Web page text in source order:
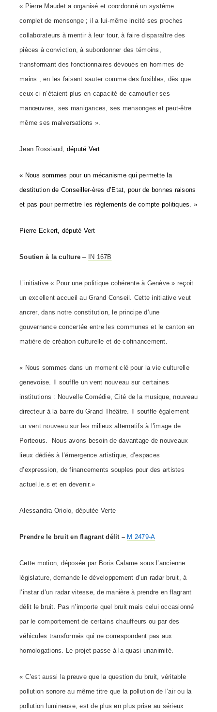
« Pierre Maudet a organisé et coordonné un système
complet de mensonge ; il a lui-même incité ses proches
collaborateurs à mentir à leur tour, à faire disparaître des
pièces à conviction, à subordonner des témoins,
transformant des fonctionnaires dévoués en hommes de
mains ; en les faisant sauter comme des fusibles, dès que
ceux-ci n’étaient plus en capacité de camoufler ses
manœuvres, ses manigances, ses mensonges et peut-être
même ses malversations ».
Jean Rossiaud, député Vert
« Nous sommes pour un mécanisme qui permette la
destitution de Conseiller-ères d’Etat, pour de bonnes raisons
et pas pour permettre les règlements de compte politiques. »
Pierre Eckert, député Vert
Soutien à la culture– IN 167B
L’initiative « Pour une politique cohérente à Genève » reçoit
un excellent accueil au Grand Conseil. Cette initiative veut
ancrer, dans notre constitution, le principe d’une
gouvernance concertée entre les communes et le canton en
matière de création culturelle et de cofinancement.
« Nous sommes dans un moment clé pour la vie culturelle
genevoise. Il souffle un vent nouveau sur certaines
institutions : Nouvelle Comédie, Cité de la musique, nouveau
directeur à la barre du Grand Théâtre. Il souffle également
un vent nouveau sur les milieux alternatifs à l’image de
Porteous. Nous avons besoin de davantage de nouveaux
lieux dédiés à l’émergence artistique, d’espaces
d’expression, de financements souples pour des artistes
actuel. le.s et en devenir.»
Alessandra Oriolo, députée Verte
Prendre le bruit en flagrant délit – M 2479-A
Cette motion, déposée par Boris Calame sous l’ancienne
législature, demande le développement d’un radar bruit, à
l’instar d’un radar vitesse, de manière à prendre en flagrant
délit le bruit. Pas n’importe quel bruit mais celui occasionné
par le comportement de certains chauffeurs ou par des
véhicules transformés qui ne correspondent pas aux
homologations. Le projet passe à la quasi unanimité.
« C’est aussi la preuve que la question du bruit, véritable
pollution sonore au même titre que la pollution de l’air ou la
pollution lumineuse, est de plus en plus prise au sérieux